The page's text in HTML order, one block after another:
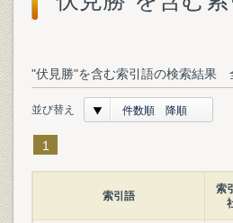
"伏見勝"を含む索引語の検索結
並び替え 件数順 降順
1
索引語
索